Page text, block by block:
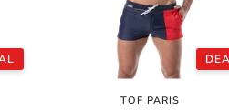
TOF PARIS